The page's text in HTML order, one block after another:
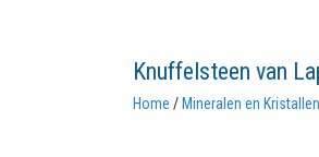
Knuffelsteen van
Home / Mineralen en